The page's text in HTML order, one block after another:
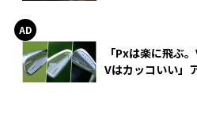
「Pxは楽に飛ぶ
Vはカッコいい」